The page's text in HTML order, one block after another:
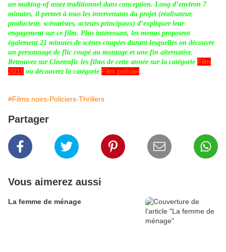
un making-of assez traditionnel dans conception. Long d’environ 7
minutes, il permet à tous les intervenants du projet (réalisateur,
producteur, scénaristes, acteurs principaux) d’expliquer leur
engagement sur ce film. Plus intéressant, les menus proposent
également 21 minutes de scènes coupées durant lesquelles on découvre
un personnage de flic coupé au montage et une fin alternative.
Retrouvez sur Cinetrafic les films de cette année sur la catégorie Film
2011 ou découvrez la catégorie Film policier.
#Films noirs-Policiers-Thrillers
Partager
Vous aimerez aussi
La femme de ménage